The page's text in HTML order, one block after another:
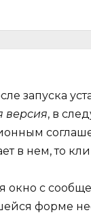
запуска
версия, в
в нем, то
окно с
форме